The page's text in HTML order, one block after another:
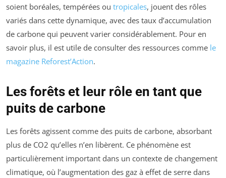
soient boréales, tempérées ou tropicales, jouent des rôles
variés dans cette dynamique, avec des taux d’accumulation
de carbone qui peuvent varier considérablement. Pour en
savoir plus, il est utile de consulter des ressources comme le
magazine Reforest’Action.
Les forêts et leur rôle en tant que
puits de carbone
Les forêts agissent comme des puits de carbone, absorbant
plus de CO2 qu’elles n’en libèrent. Ce phénomène est
particulièrement important dans un contexte de changement
climatique, où l’augmentation des gaz à effet de serre dans